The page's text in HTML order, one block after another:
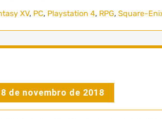
XV, PC, Playstation 4, RPG, Square-
8 de novembro de 2018